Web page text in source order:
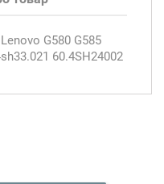
G580 G585
60.4SH24002